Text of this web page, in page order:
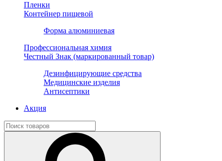
Пленки
Контейнер пищевой
Форма алюминиевая
Профессиональная химия
Честный Знак (маркированный товар)
Дезинфицирующие средства
Медицинские изделия
Антисептики
Акция